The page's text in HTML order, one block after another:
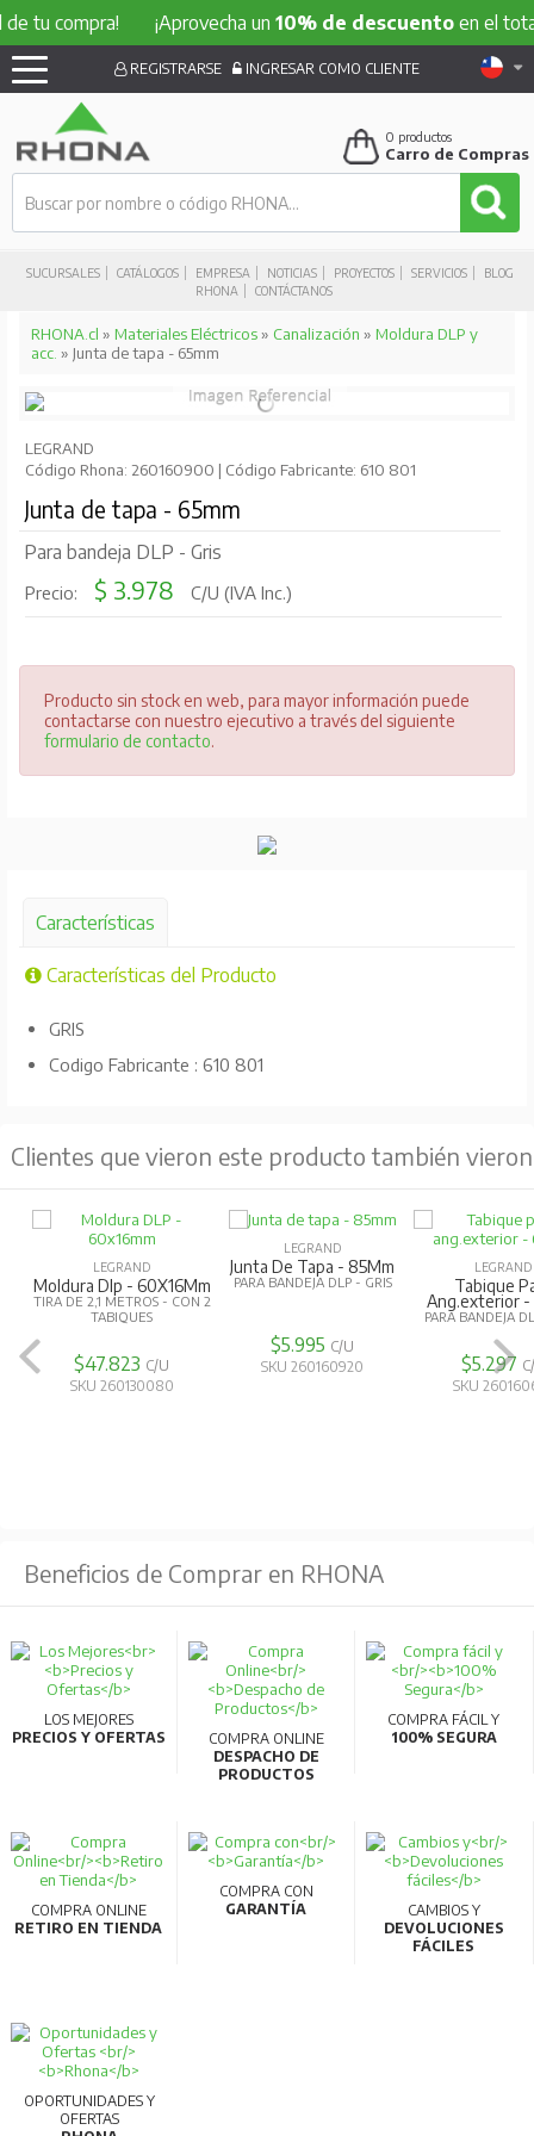
¡Aprovecha un10% de descuentoen el total de tu
SUCURSALES CATÁLOGOS EMPRESA NOTICIAS PROYECTOS SERVICIOS
BLOG
RHONA
CONTÁCTANOS
REGISTRARSE INGRESAR COMO CLIENTE
0 productos
Carro de Compras
RHONA.cl » Materiales Eléctricos» Canalización » Moldura DLP y
acc. » Junta de tapa - 65mm
LEGRAND
Código Rhona: 260160900 | Código Fabricante: 610 801
Junta de tapa - 65mm
Para bandeja DLP - Gris
Precio: $ 3.978 C/U (IVA Inc.)
Producto sin stock en web, para mayor información puede
contactarse con nuestro ejecutivo a través del siguiente
formulario de contacto.
Características
Características del Producto
GRIS
Codigo Fabricante : 610 801
Clientes que vieron este producto también vieron
LEGRAND
Moldura Dlp - 60X16Mm
TIRA DE 2,1 METROS - CON 2
TABIQUES
$47.823 C/U
SKU 260130080
LEGRAND
Junta De Tapa - 85Mm
PARA BANDEJA DLP - GRIS
$5.995 C/U
SKU 260160920
LEGRAND
Tabique
Ang.exterior -
PARA BANDEJA
$5.297
SKU
Beneficios de Comprar en RHONA
LOS MEJORES
PRECIOS Y OFERTAS
COMPRA ONLINE
DESPACHO DE
PRODUCTOS
COMPRA FÁCIL Y
100% SEGURA
COMPRA ONLINE
RETIRO EN TIENDA
COMPRA CON
GARANTÍA
CAMBIOS Y
DEVOLUCIONES
FÁCILES
OPORTUNIDADES Y
OFERTAS